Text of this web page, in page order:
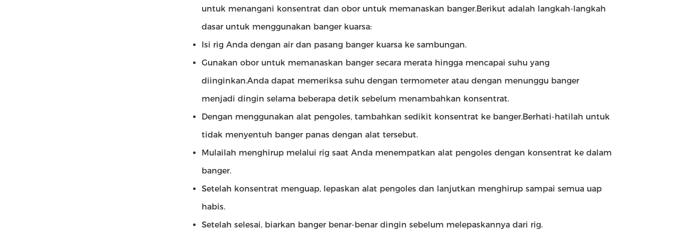
untuk menangani konsentrat dan obor untuk memanaskan banger.Berikut adalah langkah-langkah
dasar untuk menggunakan banger kuarsa:
Isi rig Anda dengan air dan pasang banger kuarsa ke sambungan.
Gunakan obor untuk memanaskan banger secara merata hingga mencapai suhu yang
diinginkan.Anda dapat memeriksa suhu dengan termometer atau dengan menunggu banger
menjadi dingin selama beberapa detik sebelum menambahkan konsentrat.
Dengan menggunakan alat pengoles, tambahkan sedikit konsentrat ke banger.Berhati-hatilah untuk
tidak menyentuh banger panas dengan alat tersebut.
Mulailah menghirup melalui rig saat Anda menempatkan alat pengoles dengan konsentrat ke dalam
banger.
Setelah konsentrat menguap, lepaskan alat pengoles dan lanjutkan menghirup sampai semua uap
habis.
Setelah selesai, biarkan banger benar-benar dingin sebelum melepaskannya dari rig.